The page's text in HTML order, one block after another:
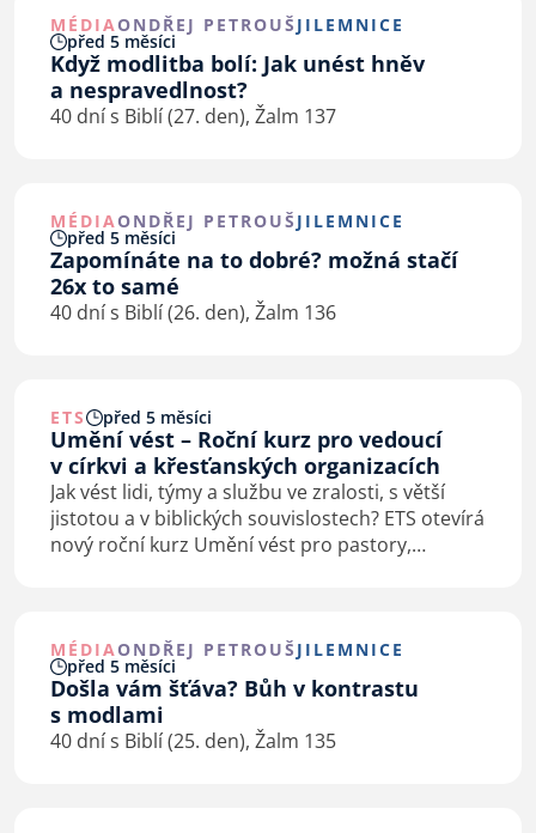
MÉDIAONDŘEJ PETROUŠ JILEMNICE
před 5 měsíci
Když modlitba bolí: Jak unést hněv
a nespravedlnost?
40 dní s Biblí (27. den), Žalm 137
MÉDIAONDŘEJ PETROUŠ JILEMNICE
před 5 měsíci
Zapomínáte na to dobré? možná stačí
26x to samé
40 dní s Biblí (26. den), Žalm 136
ETS před 5 měsíci
Umění vést – Roční kurz pro vedoucí
v církvi a křesťanských organizacích
Jak vést lidi, týmy a službu ve zralosti, s větší
jistotou a v biblických souvislostech? ETS otevírá
nový roční kurz Umění vést pro pastory,
MÉDIAONDŘEJ PETROUŠ JILEMNICE
před 5 měsíci
Došla vám šťáva? Bůh v kontrastu
s modlami
40 dní s Biblí (25. den), Žalm 135